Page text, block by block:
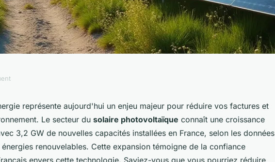
d'énergie :
économiser !
représente aujourd'hui un enjeu majeur pour réduire vos factures et
Le secteur du solaire photovoltaïque connaît une croissance
3,2 GW de nouvelles capacités installées en France, selon les données
renouvelables. Cette expansion témoigne de la confiance
envers cette technologie. Saviez-vous que vous pourriez réduire